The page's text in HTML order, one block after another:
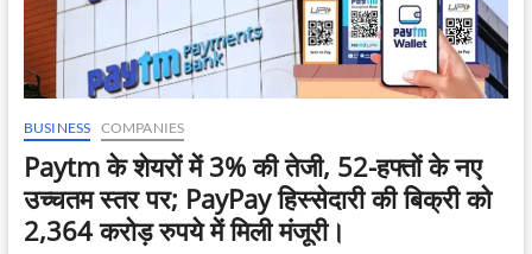
BUSINESS COMPANIES
Paytm के शेयरों में 3% की तेजी, 52-हफ्तों के नए
उच्चतम स्तर पर; PayPay हिस्सेदारी की बिक्री को
2,364 करोड़ रुपये में मिली मंजूरी।